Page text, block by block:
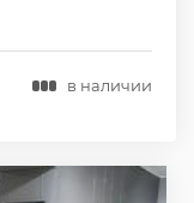
в наличии